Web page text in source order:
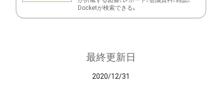
Docketが検索できる。
最終更新日
2020/12/31